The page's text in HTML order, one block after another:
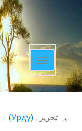
Toggle
navigation
یہ تحریر (Урду)